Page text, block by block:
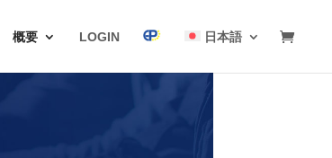
概要 LOGIN 日本語